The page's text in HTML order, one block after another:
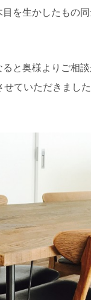
を生かしたもの
と奥様よりご相
ていただきまし